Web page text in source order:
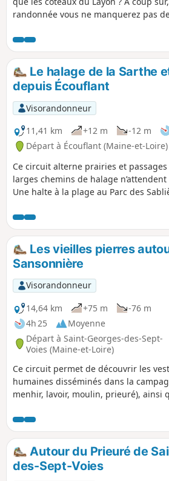
randonnée vous ne manquerez pas
petite rivière qui se jette dans le
Loire. Vous êtes dans un paysage
souvent avec une vue dégagée. Le
son cadre et son esthétique est
est un peu longue mais très variée
Le halage de la Sarthe
depuis Écouflant
Visorandonneur
11,41 km
+12 m -12 m
Départ à Écouflant (Maine-et-Loire)
Ce circuit alterne prairies et passages
larges chemins de halage
Une halte à la plage au Parc des
de la Sarthe, le circuit peut
impraticable sur une partie
Les vieilles pierres
Sansonnière
Visorandonneur
14,64 km
+75 m
-76 m
4h 25
Moyenne
Départ à Saint-Georges-des-Sept-
Voies (Maine-et-Loire)
Ce circuit permet de découvrir les
humaines disséminés dans la
menhir, lavoir, moulin, prieuré), ainsi
importantes.
Autour du Prieuré de
des-Sept-Voies